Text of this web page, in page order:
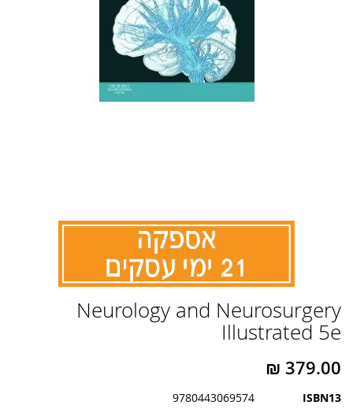
Neurology and Neurosurgery
Illustrated 5e
ISBN13
9780443069574
להתחלה
של
גלריית